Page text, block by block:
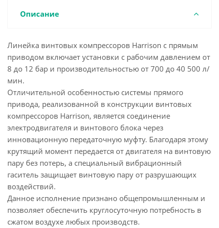
Описание
Линейка винтовых компрессоров Harrison с прямым
приводом включает установки с рабочим давлением от
8 до 12 бар и производительностью от 700 до 40 500 л/
мин.
Отличительной особенностью системы прямого
привода, реализованной в конструкции винтовых
компрессоров Harrison, является соединение
электродвигателя и винтового блока через
инновационную передаточную муфту. Благодаря этому
крутящий момент передается от двигателя на винтовую
пару без потерь, а специальный вибрационный
гаситель защищает винтовую пару от разрушающих
воздействий.
Данное исполнение признано общепромышленным и
позволяет обеспечить круглосуточную потребность в
сжатом воздухе любых производств.